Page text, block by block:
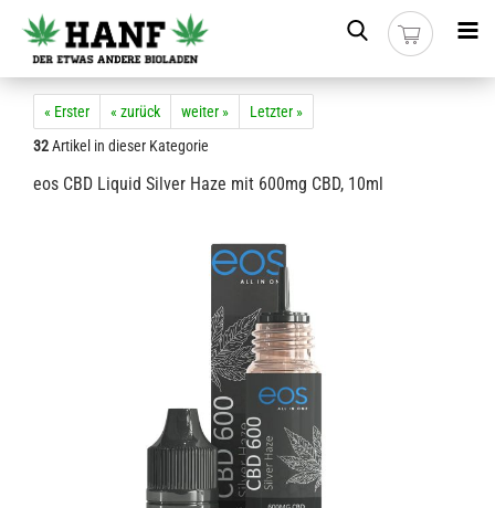
« Erster « zurück weiter »
Letzter »
32Artikel in dieser Kategorie
eos CBD Liquid Silver Haze mit 600mg CBD, 10ml